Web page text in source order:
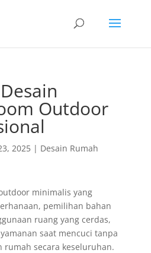
Outdoor
2025| Desain Rumah
minimalis yang
pemilihan bahan
ruang yang cerdas,
saat mencuci tanpa
rumah secara keseluruhan.